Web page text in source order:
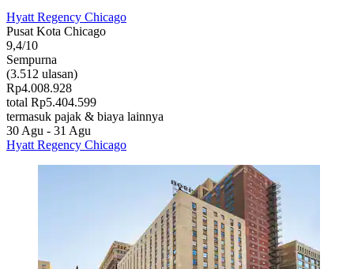
Hyatt Regency Chicago
Pusat Kota Chicago
9,4/10
Sempurna
(3.512 ulasan)
Rp4.008.928
total Rp5.404.599
termasuk pajak & biaya lainnya
30 Agu - 31 Agu
Hyatt Regency Chicago